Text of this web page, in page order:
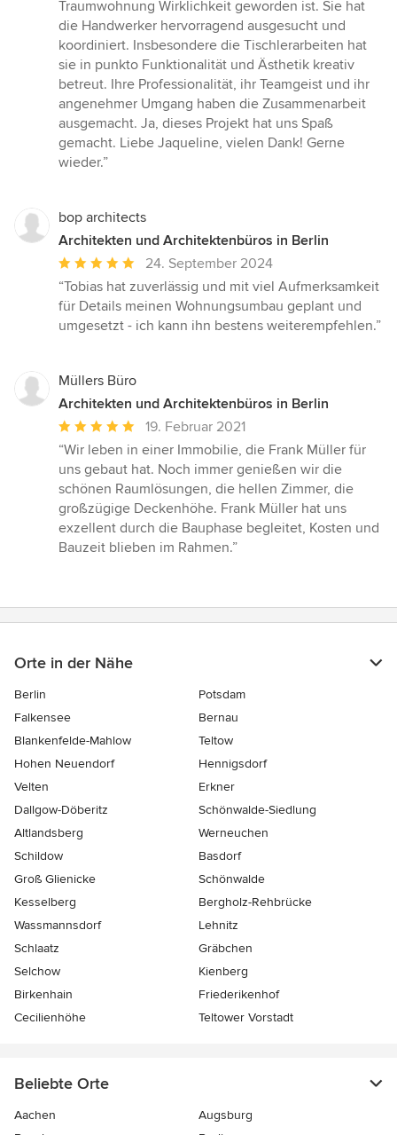
Traumwohnung Wirklichkeit geworden ist. Sie hat
die Handwerker hervorragend ausgesucht und
koordiniert. Insbesondere die Tischlerarbeiten hat
sie in punkto Funktionalität und Ästhetik kreativ
betreut. Ihre Professionalität, ihr Teamgeist und ihr
angenehmer Umgang haben die Zusammenarbeit
ausgemacht. Ja, dieses Projekt hat uns Spaß
gemacht. Liebe Jaqueline, vielen Dank! Gerne
wieder.”
bop architects
Architekten und Architektenbüros in Berlin
Durchschnittliche
Bewertung:
5
von
24. September 2024
“Tobias hat zuverlässig und mit viel Aufmerksamkeit
für Details meinen Wohnungsumbau geplant und
umgesetzt - ich kann ihn bestens weiterempfehlen.”
Müllers Büro
Architekten und Architektenbüros in Berlin
Durchschnittliche
Bewertung:
5
von
5
Sternen
19. Februar 2021
“Wir leben in einer Immobilie, die Frank Müller für
uns gebaut hat. Noch immer genießen wir die
schönen Raumlösungen, die hellen Zimmer, die
großzügige Deckenhöhe. Frank Müller hat uns
exzellent durch die Bauphase begleitet, Kosten und
Bauzeit blieben im Rahmen.”
Orte in der Nähe
Berlin
Potsdam
Falkensee
Bernau
Blankenfelde-Mahlow
Teltow
Hohen Neuendorf
Hennigsdorf
Velten
Erkner
Dallgow-Döberitz
Schönwalde-Siedlung
Altlandsberg
Werneuchen
Schildow
Basdorf
Groß Glienicke
Schönwalde
Kesselberg
Bergholz-Rehbrücke
Wassmannsdorf
Lehnitz
Schlaatz
Gräbchen
Selchow
Kienberg
Birkenhain
Friederikenhof
Cecilienhöhe
Teltower Vorstadt
Beliebte Orte
Aachen
Augsburg